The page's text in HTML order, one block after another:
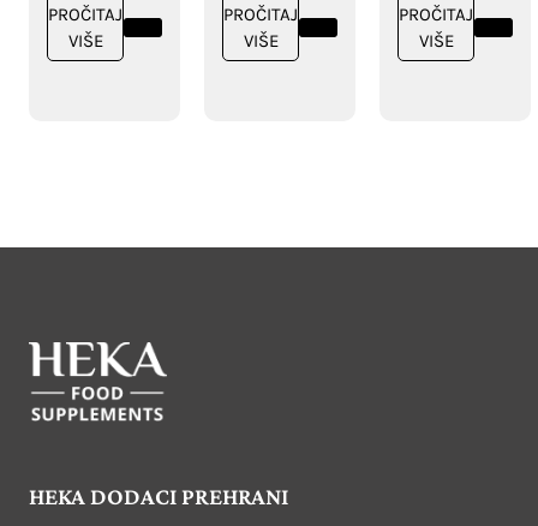
PROČITAJ
VIŠE
PROČITAJ
VIŠE
PROČITAJ
VIŠE
HEKA DODACI PREHRANI